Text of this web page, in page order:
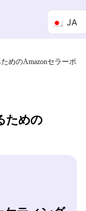
JA
めのAmazonセラーポ
ための